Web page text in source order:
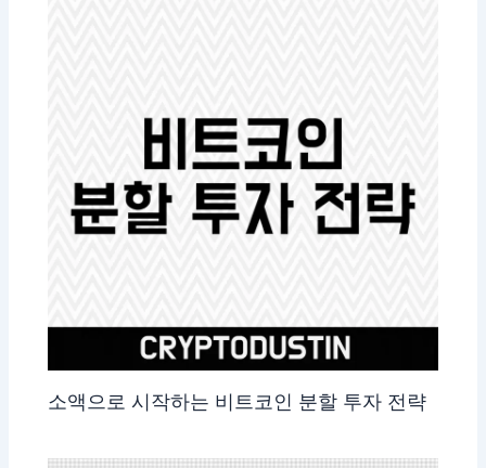
소액으로 시작하는 비트코인 분할 투자 전략